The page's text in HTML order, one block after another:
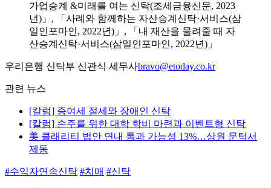
가업승계 &미래를 여는 신탁(조세금융신문, 2023
년)」, 「사례와 함께하는 자산승계신탁·서비스(삼
일인포마인, 2022년)」, 「내 재산을 물려줄 때 자
산승계신탁·서비스(삼일인포마인, 2022년)」
우리은행 신탁부 신관식 세무사bravo@etoday.co.kr
관련 뉴스
[칼럼] 증여세 절세와 장애인 신탁
[칼럼] 손주를 위한 대학 학비 마련과 이벤트형 신탁
美 클래리티 법안 연내 통과 가능성 13%…상원 문턱서
제동
#수익자연속신탁 #치매 #신탁